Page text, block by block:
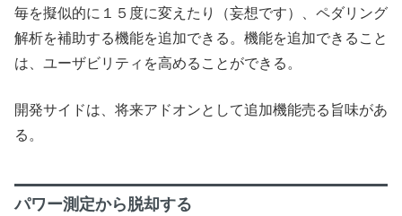
毎を擬似的に１５度に変えたり（妄想です）、ペダリング
解析を補助する機能を追加できる。機能を追加できること
は、ユーザビリティを高めることができる。
開発サイドは、将来アドオンとして追加機能売る旨味があ
る。
パワー測定から脱却する